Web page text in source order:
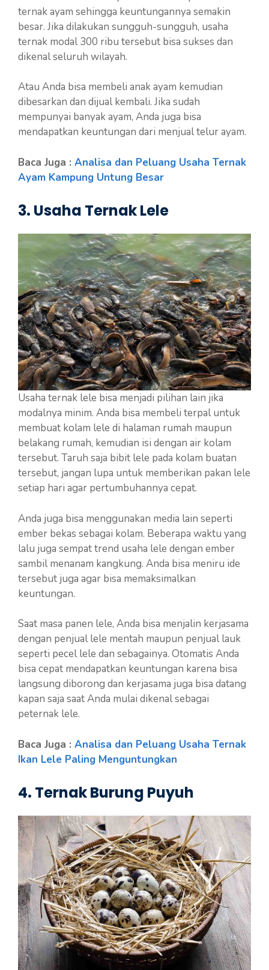
ternak ayam sehingga keuntungannya semakin
besar. Jika dilakukan sungguh-sungguh, usaha
ternak modal 300 ribu tersebut bisa sukses dan
dikenal seluruh wilayah.
Atau Anda bisa membeli anak ayam kemudian
dibesarkan dan dijual kembali. Jika sudah
mempunyai banyak ayam, Anda juga bisa
mendapatkan keuntungan dari menjual telur ayam.
Baca Juga : Analisa dan Peluang Usaha Ternak
Ayam Kampung Untung Besar
3. Usaha Ternak Lele
Usaha ternak lele bisa menjadi pilihan lain jika
modalnya minim. Anda bisa membeli terpal untuk
membuat kolam lele di halaman rumah maupun
belakang rumah, kemudian isi dengan air kolam
tersebut. Taruh saja bibit lele pada kolam buatan
tersebut, jangan lupa untuk memberikan pakan lele
setiap hari agar pertumbuhannya cepat.
Anda juga bisa menggunakan media lain seperti
ember bekas sebagai kolam. Beberapa waktu yang
lalu juga sempat trend usaha lele dengan ember
sambil menanam kangkung. Anda bisa meniru ide
tersebut juga agar bisa memaksimalkan
keuntungan.
Saat masa panen lele, Anda bisa menjalin kerjasama
dengan penjual lele mentah maupun penjual lauk
seperti pecel lele dan sebagainya. Otomatis Anda
bisa cepat mendapatkan keuntungan karena bisa
langsung diborong dan kerjasama juga bisa datang
kapan saja saat Anda mulai dikenal sebagai
peternak lele.
Baca Juga : Analisa dan Peluang Usaha Ternak
Ikan Lele Paling Menguntungkan
4. Ternak Burung Puyuh